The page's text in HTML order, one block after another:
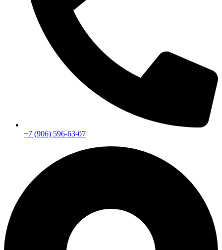
+7 (906) 596-63-07